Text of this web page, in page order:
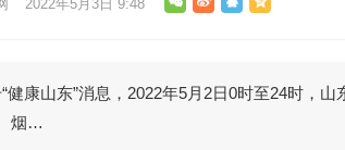
2022年5月3日 9:48
健康山东”消息，2022年5月2日0时至24时，山
烟…